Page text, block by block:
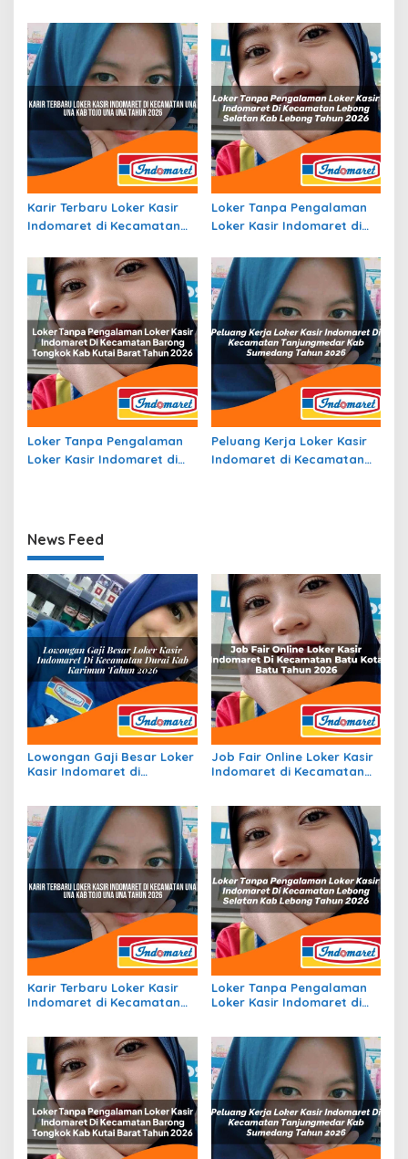
Karimun Tahun 2026
2026
Karir Terbaru Loker Kasir
Indomaret di Kecamatan
Tahun 2026
Loker Tanpa Pengalaman
Loker Kasir Indomaret di
Selatan, Kab. Lebong
Tahun 2026
Loker Tanpa Pengalaman
Loker Kasir Indomaret di
Peluang Kerja Loker Kasir
Indomaret di Kecamatan
News Feed
Lowongan Gaji Besar Loker
Kasir Indomaret di
Job Fair Online Loker Kasir
Indomaret di Kecamatan
Karir Terbaru Loker Kasir
Indomaret di Kecamatan
Loker Tanpa Pengalaman
Loker Kasir Indomaret di
Tahun 2026